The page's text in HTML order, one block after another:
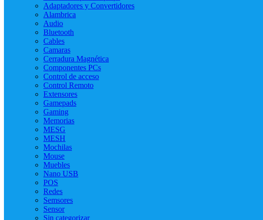
Adaptadores y Convertidores
Alambrica
Audio
Bluetooth
Cables
Camaras
Cerradura Magnética
Componentes PCs
Control de acceso
Control Remoto
Extensores
Gamepads
Gaming
Memorias
MESG
MESH
Mochilas
Mouse
Muebles
Nano USB
POS
Redes
Semsores
Sensor
Sin categorizar